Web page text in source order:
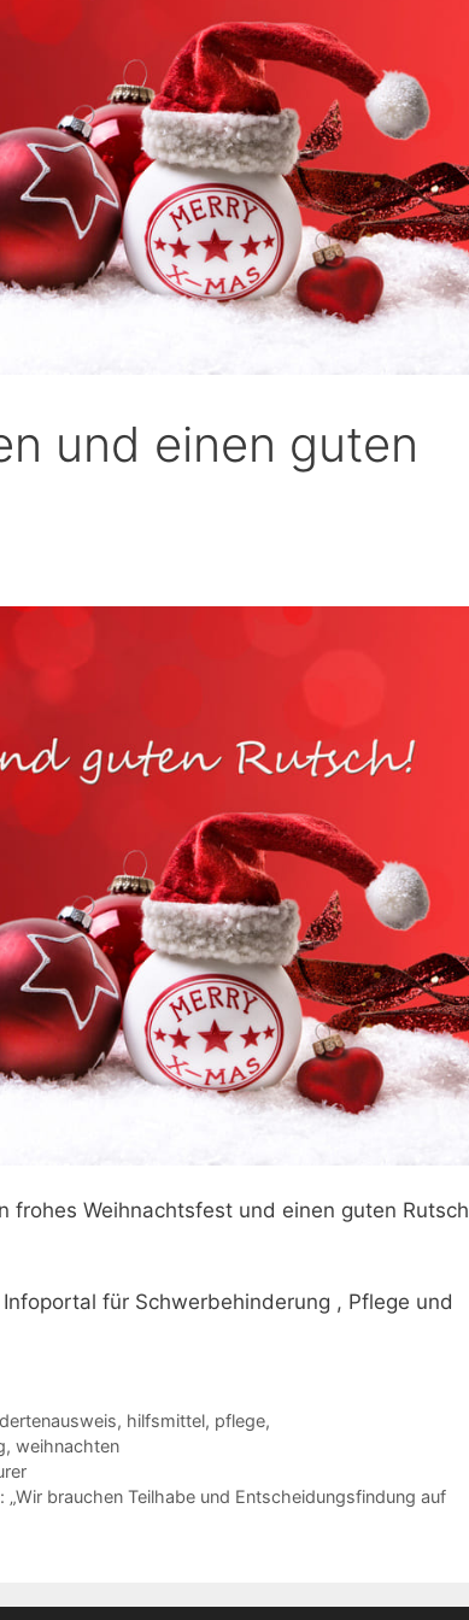
und einen guten
frohes Weihnachtsfest und einen guten Rutsch
für Schwerbehinderung , Pflege und
, hilfsmittel, pflege,
, weihnachten
brauchen Teilhabe und Entscheidungsfindung auf